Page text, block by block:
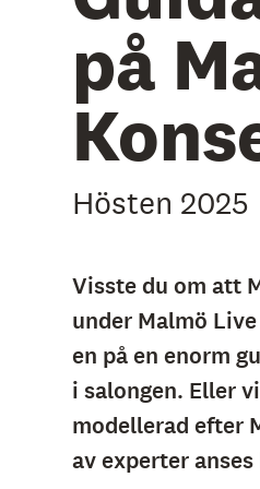
på
Hösten 2025
Visste du om att
under Malmö
en på en enorm
i salongen. Eller
modellerad efter
av experter